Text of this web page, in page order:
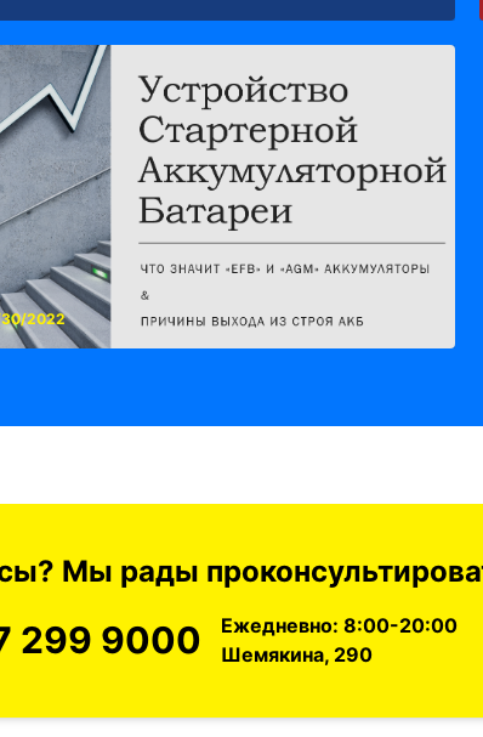
2022
Мы рады
299 9000
Ежедневно: 8:00-20:00
Шемякина, 290